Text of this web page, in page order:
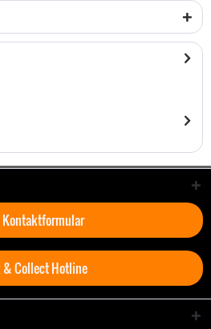
Kontaktformular
Collect Hotline